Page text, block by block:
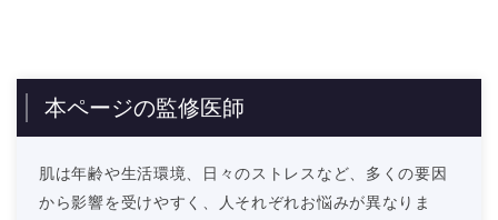
本ページの監修医師
肌は年齢や生活環境、日々のストレスなど、多くの要因
から影響を受けやすく、人それぞれお悩みが異なりま